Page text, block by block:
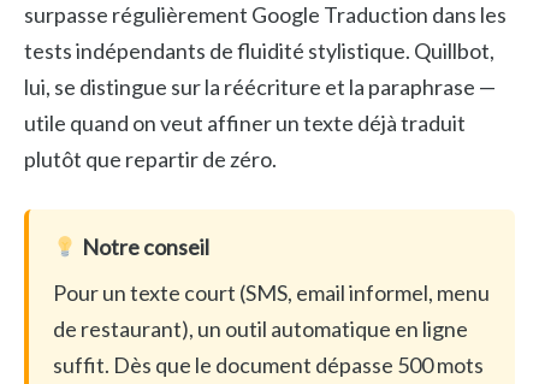
surpasse régulièrement Google Traduction dans les
tests indépendants de fluidité stylistique. Quillbot,
lui, se distingue sur la réécriture et la paraphrase —
utile quand on veut affiner un texte déjà traduit
plutôt que repartir de zéro.
Notre conseil
Pour un texte court (SMS, email informel, menu
de restaurant), un outil automatique en ligne
suffit. Dès que le document dépasse 500 mots